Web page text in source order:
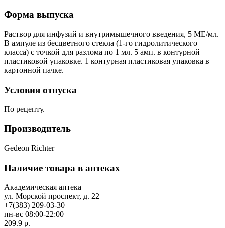
Форма выпуска
Раствор для инфузий и внутримышечного введения, 5 МЕ/мл.
В ампуле из бесцветного стекла (1-го гидролитического
класса) с точкой для разлома по 1 мл. 5 амп. в контурной
пластиковой упаковке. 1 контурная пластиковая упаковка в
картонной пачке.
Условия отпуска
По рецепту.
Производитель
Gedeon Richter
Наличие товара в аптеках
Академическая аптека
ул. Морской проспект, д. 22
+7(383) 209-03-30
пн-вс 08:00-22:00
209.9 р.